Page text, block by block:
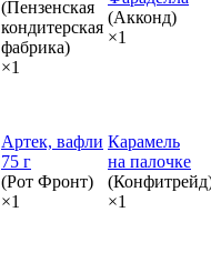
(Пензенская
кондитерская
фабрика)
×1
(Акконд)
×1
Артек, вафли
75 г
(Рот Фронт)
×1
Карамель
на палочке
×1